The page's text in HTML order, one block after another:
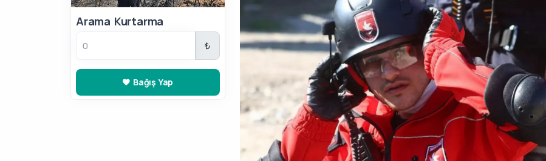
Arama Kurtarma
₺
Bağış Yap